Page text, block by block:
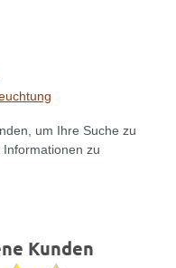
um Ihre Suche zu
zu
Kunden